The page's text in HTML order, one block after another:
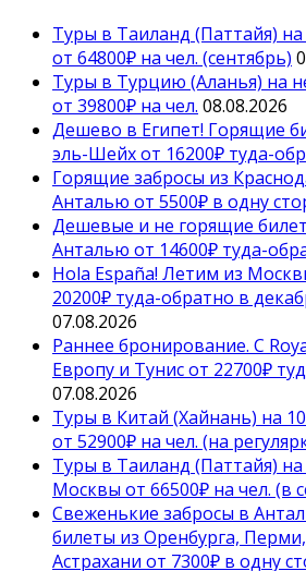
Туры в Таиланд (Паттайя)
от 64800₽ на чел. (сентябрь)
Туры в Турцию (Аланья) на
от 39800₽ на чел. 08.08.2026
Дешево в Египет! Горящие
эль-Шейх от 16200₽ туда-
Горящие забросы из
Анталью от 5500₽ в одну
Дешевые и не горящие
Анталью от 14600₽ туда-
Hola España! Летим из
20200₽ туда-обратно в
07.08.2026
Раннее бронирование. С
Европу и Тунис от 22700₽
07.08.2026
Туры в Китай (Хайнань) на
от 52900₽ на чел. (на
Туры в Таиланд (Паттайя) на
Москвы от 66500₽ на чел. (в
Свеженькие забросы в
билеты из Оренбурга,
Астрахани от 7300₽ в одну